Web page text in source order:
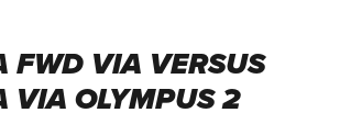
FWD VIA VERSUS
VIA OLYMPUS 2